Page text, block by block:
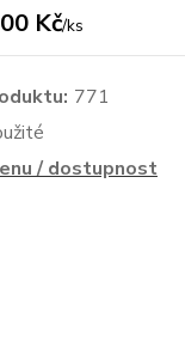
Kč/ks
771
/ dostupnost